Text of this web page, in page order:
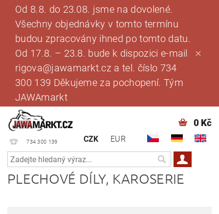
Od 8.8. do 23.08. jsme na dovolené.
Všechny objednávky v tomto termínu
budou zpracovány ihned po tomto datu.
Od 17.8. – 23.8. bude k dispozici e-mail
rigova@jawamarkt.cz a tel. číslo 734
300 139 Děkujeme za pochopení. Tým
JAWAmarkt
734 300 139 CZK EUR
0 Kč
PLECHOVÉ DÍLY, KAROSERIE